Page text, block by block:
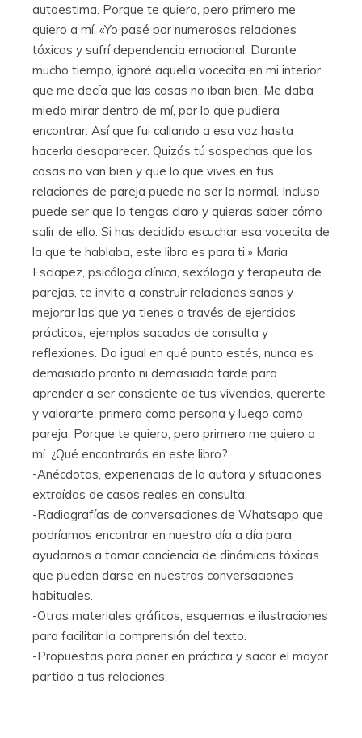
autoestima. Porque te quiero, pero primero me
quiero a mí. «Yo pasé por numerosas relaciones
tóxicas y sufrí dependencia emocional. Durante
mucho tiempo, ignoré aquella vocecita en mi interior
que me decía que las cosas no iban bien. Me daba
miedo mirar dentro de mí, por lo que pudiera
encontrar. Así que fui callando a esa voz hasta
hacerla desaparecer. Quizás tú sospechas que las
cosas no van bien y que lo que vives en tus
relaciones de pareja puede no ser lo normal. Incluso
puede ser que lo tengas claro y quieras saber cómo
salir de ello. Si has decidido escuchar esa vocecita de
la que te hablaba, este libro es para ti.» María
Esclapez, psicóloga clínica, sexóloga y terapeuta de
parejas, te invita a construir relaciones sanas y
mejorar las que ya tienes a través de ejercicios
prácticos, ejemplos sacados de consulta y
reflexiones. Da igual en qué punto estés, nunca es
demasiado pronto ni demasiado tarde para
aprender a ser consciente de tus vivencias, quererte
y valorarte, primero como persona y luego como
pareja. Porque te quiero, pero primero me quiero a
mí. ¿Qué encontrarás en este libro?
-Anécdotas, experiencias de la autora y situaciones
extraídas de casos reales en consulta.
-Radiografías de conversaciones de Whatsapp que
podríamos encontrar en nuestro día a día para
ayudarnos a tomar conciencia de dinámicas tóxicas
que pueden darse en nuestras conversaciones
habituales.
-Otros materiales gráficos, esquemas e ilustraciones
para facilitar la comprensión del texto.
-Propuestas para poner en práctica y sacar el mayor
partido a tus relaciones.